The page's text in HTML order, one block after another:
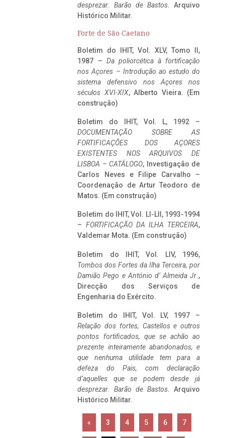
desprezar. Barão de Bastos. Arquivo
Histórico Militar.
Forte de São Caetano
Boletim do IHIT, Vol. XLV, Tomo II,
1987 – Da poliorcética à fortificação
nos Açores – Introdução ao estudo do
sistema defensivo nos Açores nos
séculos XVI-XIX, Alberto Vieira. (Em
construção)
Boletim do IHIT, Vol. L, 1992 –
DOCUMENTAÇÃO SOBRE AS
FORTIFICAÇÕES DOS AÇORES
EXISTENTES NOS ARQUIVOS DE
LISBOA – CATÁLOGO, Investigação de
Carlos Neves e Filipe Carvalho –
Coordenação de Artur Teodoro de
Matos. (Em construção)
Boletim do IHIT, Vol. LI-LII, 1993-1994
– FORTIFICAÇÃO DA ILHA TERCEIRA,
Valdemar Mota. (Em construção)
Boletim do IHIT, Vol. LIV, 1996,
Tombos dos Fortes da Ilha Terceira, por
Damião Pego e António d’ Almeida Jr.,
Direcção dos Serviços de
Engenharia do Exército.
Boletim do IHIT, Vol. LV, 1997 –
Relação dos fortes, Castellos e outros
pontos fortificados, que se achão ao
prezente inteiramente abandonados, e
que nenhuma utilidade tem para a
defeza do Pais, com declaração
d’aquelles que se podem desde já
desprezar. Barão de Bastos. Arquivo
Histórico Militar.
« 3 4 5 6 7